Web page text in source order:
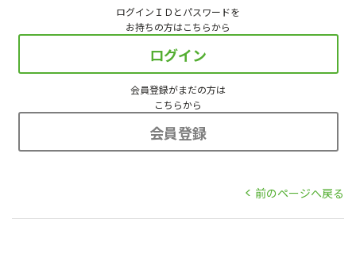
ログインＩＤとパスワードを
お持ちの方はこちらから
ログイン
会員登録がまだの方は
こちらから
会員登録
前のページへ戻る